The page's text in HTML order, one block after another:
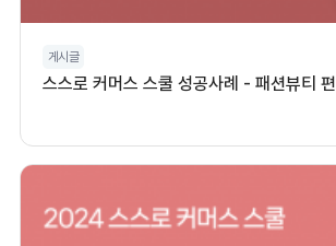
게시글
스스로 커머스 스쿨 성공사례 - 패션뷰티 편